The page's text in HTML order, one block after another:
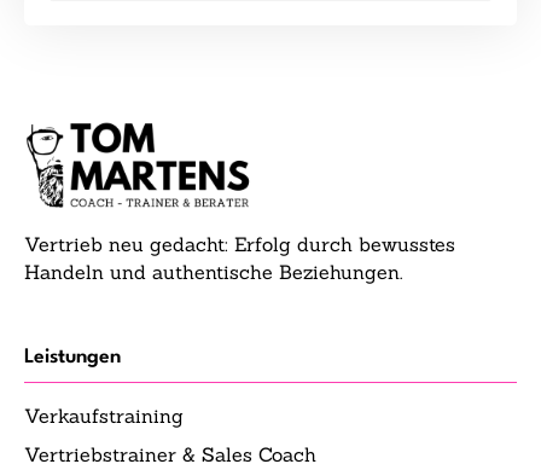
Vertrieb neu gedacht: Erfolg durch bewusstes
Handeln und authentische Beziehungen.
Leistungen
Verkaufstraining
Vertriebstrainer & Sales Coach